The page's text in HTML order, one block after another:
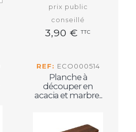
prix public
conseillé
3,90 €TTC
REF: ECO000514
Planche à
découper en
acacia et marbre...